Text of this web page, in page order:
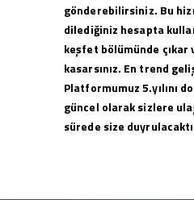
gönderebilirsiniz. Bu
dilediğiniz hesapta
keşfet bölümünde
kasarsınız. En trend
Platformumuz 5.yılını
güncel olarak sizlere
sürede size